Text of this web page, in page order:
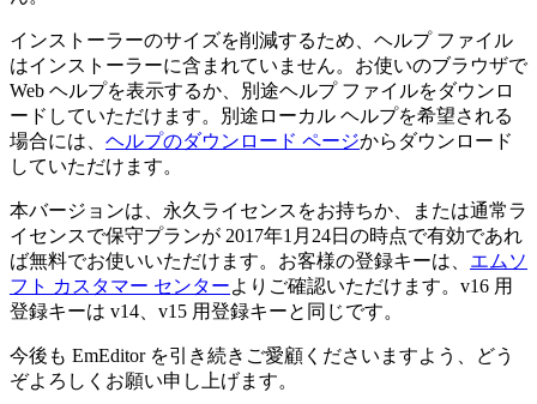
インストーラーのサイズを削減するため、ヘルプ ファイル
はインストーラーに含まれていません。お使いのブラウザで
Web ヘルプを表示するか、別途ヘルプ ファイルをダウンロ
ードしていただけます。別途ローカル ヘルプを希望される
場合には、 ヘルプのダウンロード ページからダウンロード
していただけます。
本バージョンは、永久ライセンスをお持ちか、または通常ラ
イセンスで保守プランが 2017年1月24日の時点で有効であれ
ば無料でお使いいただけます。お客様の登録キーは、 エムソ
フト カスタマー センターよりご確認いただけます。v16 用
登録キーは v14、v15 用登録キーと同じです。
今後も EmEditor を引き続きご愛顧くださいますよう、どう
ぞよろしくお願い申し上げます。